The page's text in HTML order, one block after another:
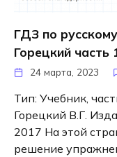
ГДЗ по
Горецкий
24 марта, 2023
Тип: Учебник,
Горецкий В.Г.
2017 На этой
решение